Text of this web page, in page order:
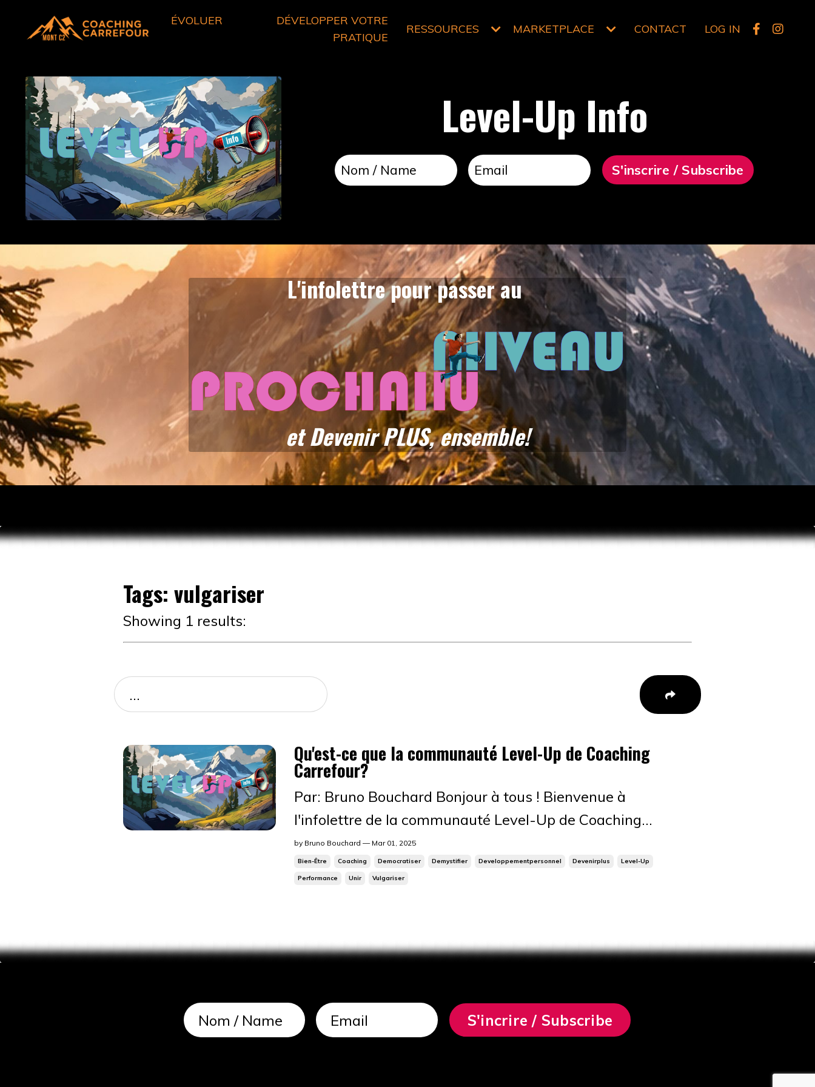
ÉVOLUER
DÉVELOPPER VOTRE
PRATIQUE
RESSOURCES MARKETPLACE CONTACT LOG IN
Level-Up Info
S'inscrire / Subscribe
L'infolettre pour passer au
et Devenir PLUS, ensemble!
Tags: vulgariser
Showing 1 results:
Qu'est-ce que la communauté Level-Up de Coaching
Carrefour?
Par: Bruno Bouchard Bonjour à tous ! Bienvenue à
l'infolettre de la communauté Level-Up de Coaching
Carrefour (C2). Préparez-vous à découvrir des conseils
pratiques, des idées inspirantes et des opportunités pour
by Bruno Bouchard — Mar 01, 2025
Bien-Être Coaching Democratiser Demystifier Developpementpersonnel Devenirplus Level-Up
Performance Unir Vulgariser
S'incrire / Subscribe